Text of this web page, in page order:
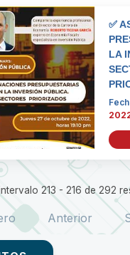
✅
LA
213 - 216 de 292
Anterior